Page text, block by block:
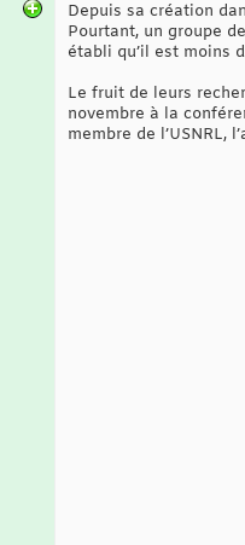
Depuis sa création
Pourtant, un groupe
établi qu’il est moins
Le fruit de leurs
novembre à la
membre de l’USNRL,